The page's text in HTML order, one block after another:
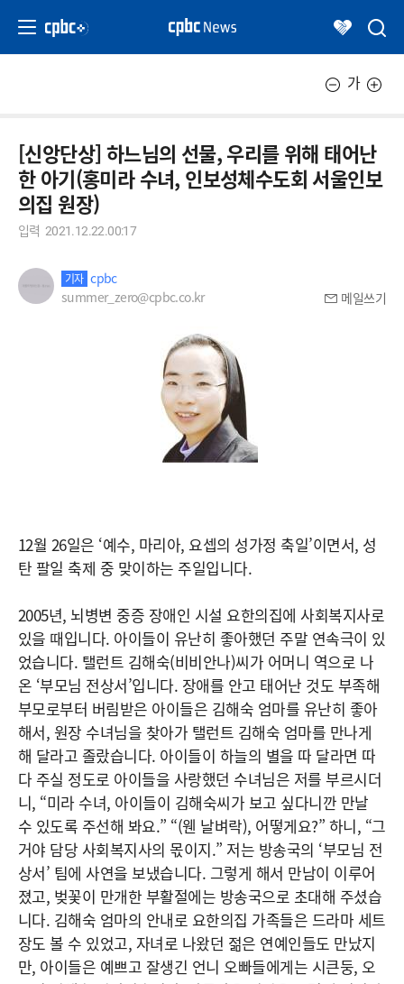
가
[신앙단상] 하느님의 선물, 우리를 위해 태어난
한 아기(홍미라 수녀, 인보성체수도회 서울인보
의집 원장)
입력 2021.12.22.00:17
기자 cpbc
summer_zero@cpbc.co.kr
메일쓰기
12월 26일은 ‘예수, 마리아, 요셉의 성가정 축일’이면서, 성
탄 팔일 축제 중 맞이하는 주일입니다.
2005년, 뇌병변 중증 장애인 시설 요한의집에 사회복지사로
있을 때입니다. 아이들이 유난히 좋아했던 주말 연속극이 있
었습니다. 탤런트 김해숙(비비안나)씨가 어머니 역으로 나
온 ‘부모님 전상서’입니다. 장애를 안고 태어난 것도 부족해
부모로부터 버림받은 아이들은 김해숙 엄마를 유난히 좋아
해서, 원장 수녀님을 찾아가 탤런트 김해숙 엄마를 만나게
해 달라고 졸랐습니다. 아이들이 하늘의 별을 따 달라면 따
다 주실 정도로 아이들을 사랑했던 수녀님은 저를 부르시더
니, “미라 수녀, 아이들이 김해숙씨가 보고 싶다니깐 만날
수 있도록 주선해 봐요.” “(웬 날벼락), 어떻게요?” 하니, “그
거야 담당 사회복지사의 몫이지.” 저는 방송국의 ‘부모님 전
상서’ 팀에 사연을 보냈습니다. 그렇게 해서 만남이 이루어
졌고, 벚꽃이 만개한 부활절에는 방송국으로 초대해 주셨습
니다. 김해숙 엄마의 안내로 요한의집 가족들은 드라마 세트
장도 볼 수 있었고, 자녀로 나왔던 젊은 연예인들도 만났지
만, 아이들은 예쁘고 잘생긴 언니 오빠들에게는 시큰둥, 오